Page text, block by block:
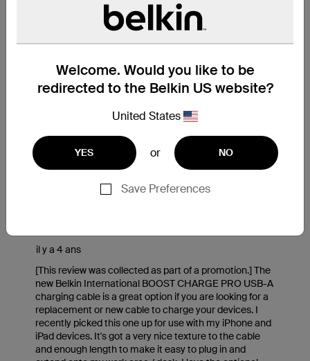
Welcome. Would you like to be
redirected to the Belkin US website?
United States
YES or NO
Save Preferences